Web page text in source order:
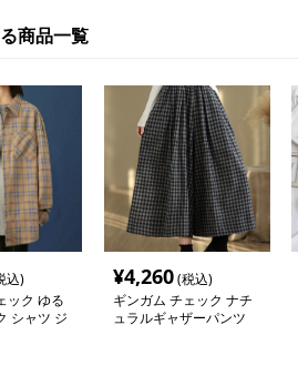
商品一覧
込)
ック ゆる
シャツ ジ
¥4,260(税込)
ギンガム チェック ナチ
ュラルギャザーパンツ